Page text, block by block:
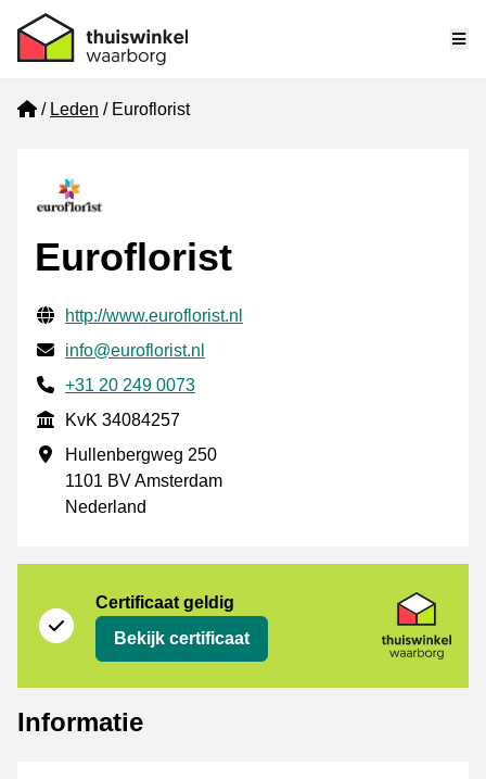
Home
Leden Euroflorist
Euroflorist
Gecontroleerde contactgegevens
Website URL
http://www.euroflorist.nl
E-mail
info@euroflorist.nl
Telefoonnummer
+31 20 249 0073
KvK
KvK 34084257
Vestigingsadres
Hullenbergweg 250
1101 BV Amsterdam
Nederland
Certificaat geldig
Bekijk certificaat
Informatie